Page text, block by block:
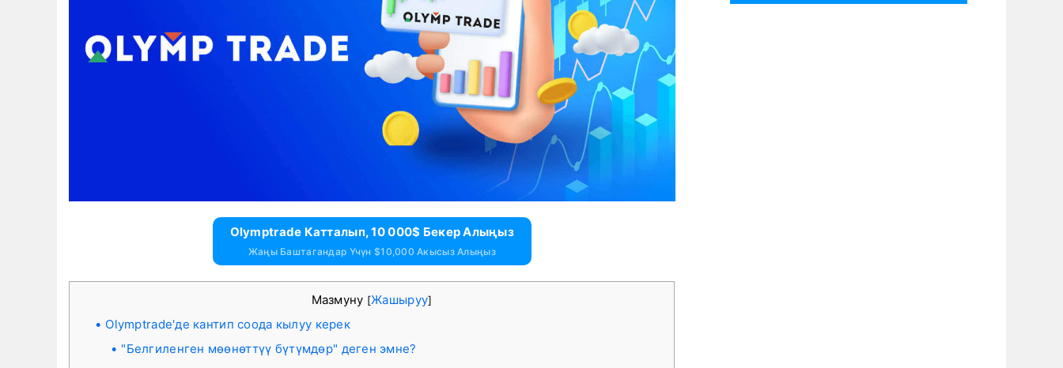
Olymptrade Катталып, 10 000$ Бекер Алыңыз
Жаңы Баштагандар Үчүн $10,000 Акысыз Алыңыз
Мазмуну [Жашыруу]
Olymptrade'де кантип соода кылуу керек
"Белгиленген мөөнөттүү бүтүмдөр" деген эмне?